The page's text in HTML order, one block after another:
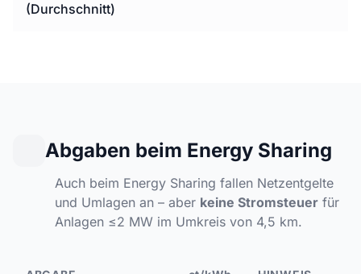
(Durchschnitt)
Abgaben beim Energy Sharing
Auch beim Energy Sharing fallen Netzentgelte
und Umlagen an – aber keine Stromsteuer für
Anlagen ≤2 MW im Umkreis von 4,5 km.